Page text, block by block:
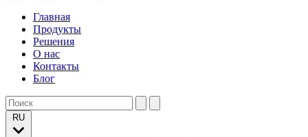
Главная
Продукты
Решения
О нас
Контакты
Блог